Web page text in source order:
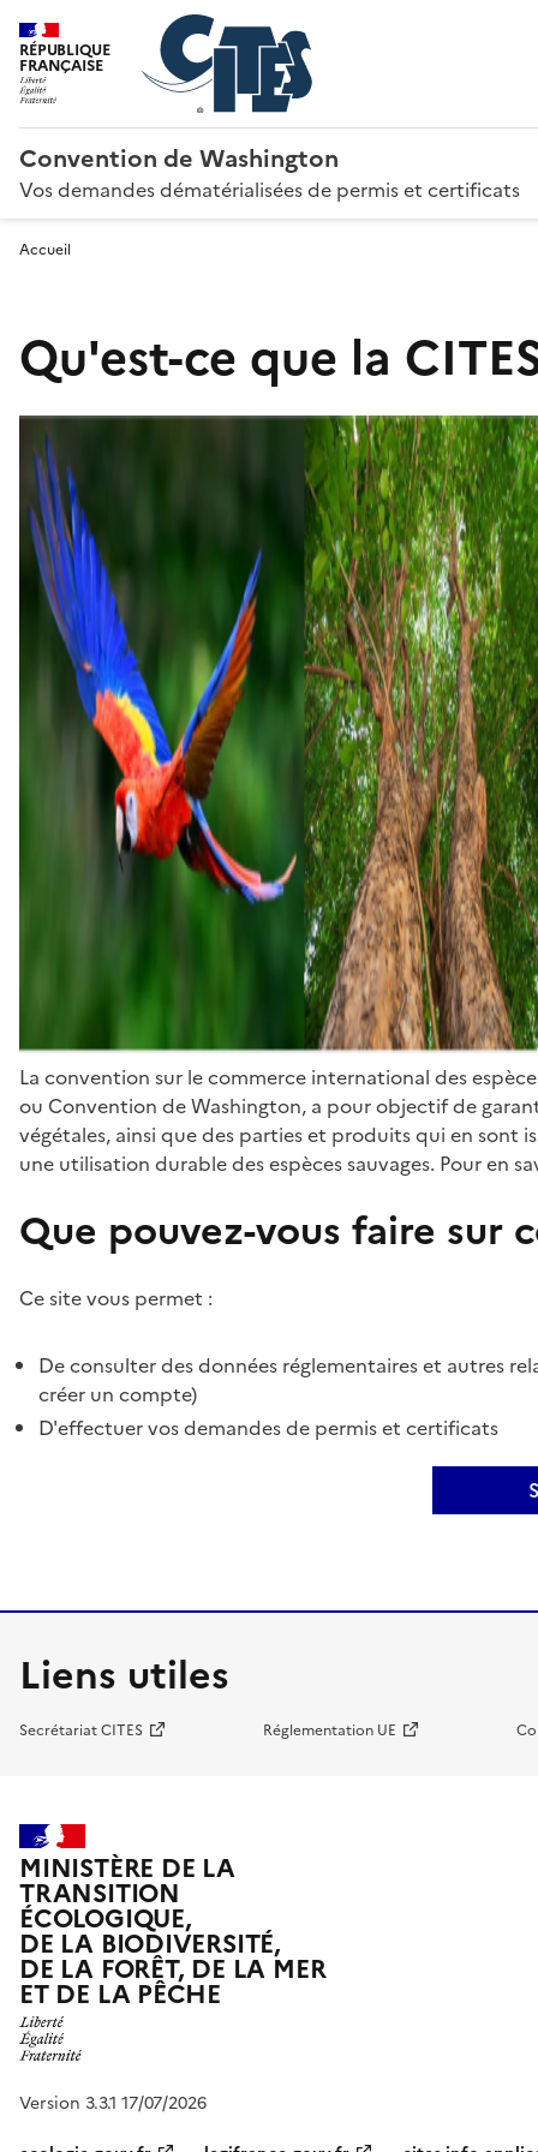
RÉPUBLIQUE
FRANÇAISE
Convention de Washington
Vos demandes dématérialisées de permis et certificats
Accueil
Qu'est-ce que la
La convention sur le commerce international des
ou Convention de Washington, a pour objectif de
végétales, ainsi que des parties et produits qui en sont
une utilisation durable des espèces sauvages. Pour en
Que pouvez-vous faire sur
Ce site vous permet :
De consulter des données réglementaires et autres
créer un compte)
D'effectuer vos demandes de permis et certificats
Liens utiles
Secrétariat CITES Réglementation UE
MINISTÈRE DE LA
TRANSITION
ÉCOLOGIQUE,
DE LA BIODIVERSITÉ,
DE LA FORÊT, DE LA MER
ET DE LA PÊCHE
Version 3.3.1 17/07/2026